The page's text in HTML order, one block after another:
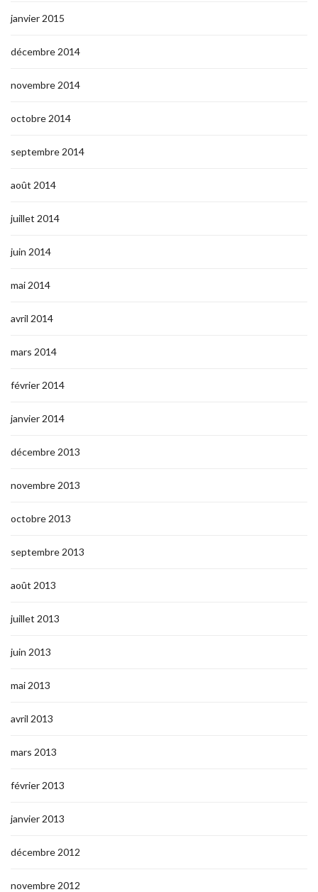
janvier 2015
décembre 2014
novembre 2014
octobre 2014
septembre 2014
août 2014
juillet 2014
juin 2014
mai 2014
avril 2014
mars 2014
février 2014
janvier 2014
décembre 2013
novembre 2013
octobre 2013
septembre 2013
août 2013
juillet 2013
juin 2013
mai 2013
avril 2013
mars 2013
février 2013
janvier 2013
décembre 2012
novembre 2012